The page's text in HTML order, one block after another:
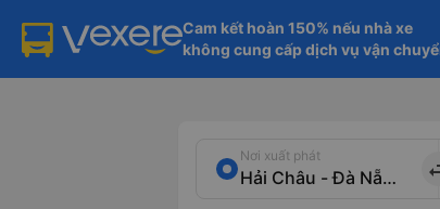
Cam kết hoàn 150% nếu nhà xe
không cung cấp dịch vụ vận
Nơi xuất phát